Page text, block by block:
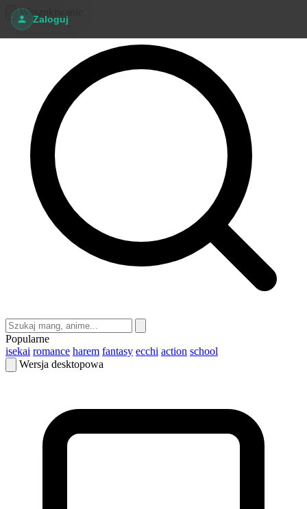
Zaloguj
Wyszukiwanie
Popularne
isekai romance harem fantasy ecchi action school
Wersja desktopowa